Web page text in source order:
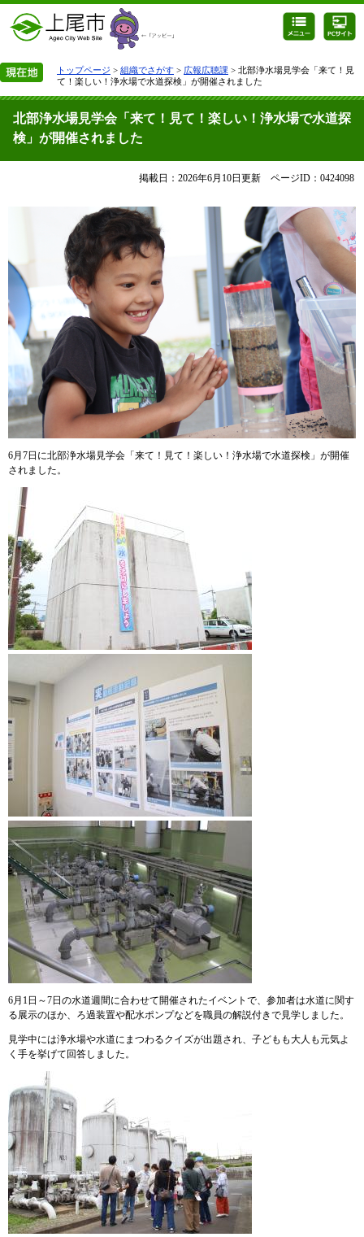
トップページ > 組織でさがす > 広報広聴課 > 北部浄水場見学会「来て！見
て！楽しい！浄水場で水道探検」が開催されました
北部浄水場見学会「来て！見て！楽しい！浄水場で水道探
検」が開催されました
掲載日：2026年6月10日更新 ページID：0424098
6月7日に北部浄水場見学会「来て！見て！楽しい！浄水場で水道探検」が開催
されました。
6月1日～7日の水道週間に合わせて開催されたイベントで、参加者は水道に関す
る展示のほか、ろ過装置や配水ポンプなどを職員の解説付きで見学しました。
見学中には浄水場や水道にまつわるクイズが出題され、子どもも大人も元気よ
く手を挙げて回答しました。